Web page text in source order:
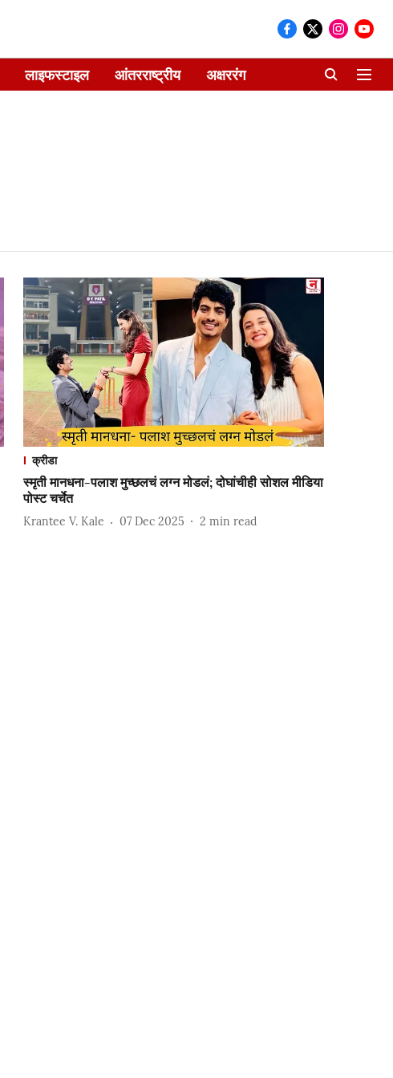
लाइफस्टाइल आंतरराष्ट्रीय अक्षररंग
क्रीडा
स्मृती मानधना-पलाश मुच्छलचं लग्न मोडलं; दोघांचीही सोशल मीडिया
पोस्ट चर्चेत
Krantee V. Kale 07 Dec 2025 2 min read